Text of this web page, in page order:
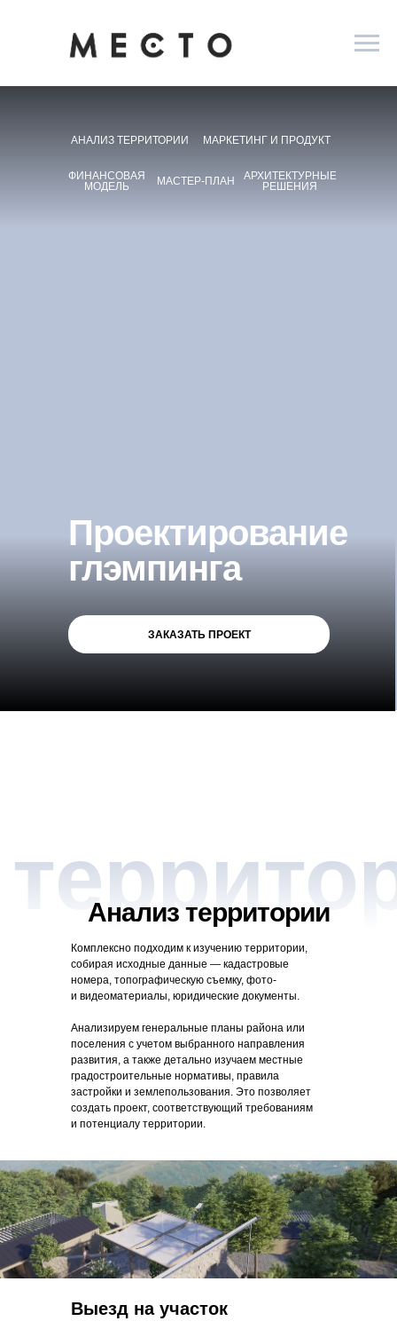
ЗАКАЗАТЬ ПРОЕКТ
Проектирование
глэмпинга
АРХИТЕКТУРНЫЕ
РЕШЕНИЯ
МАСТЕР-ПЛАН
АНАЛИЗ ТЕРРИТОРИИ МАРКЕТИНГ И ПРОДУКТ
ФИНАНСОВАЯ
МОДЕЛЬ
Комплексно подходим к изучению территории,
собирая исходные данные — кадастровые
номера, топографическую съемку, фото-
и видеоматериалы, юридические документы.
Анализируем генеральные планы района или
поселения с учетом выбранного направления
развития, а также детально изучаем местные
градостроительные нормативы, правила
застройки и землепользования. Это позволяет
создать проект, соответствующий требованиям
и потенциалу территории.
Анализ территории
Выезд на участок